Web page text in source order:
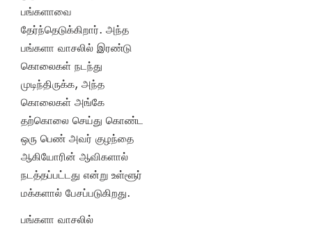
பங்களாவை
தேர்ந்தெடுக்கிறார். அந்த
பங்களா வாசலில் இரண்டு
கொலைகள் நடந்து
முடிந்திருக்க, அந்த
கொலைகள் அங்கே
தற்கொலை செய்து கொண்ட
ஒரு பெண் அவர் குழந்தை
ஆகியோரின் ஆவிகளால்
நடத்தப்பட்டது என்று உள்ளூர்
மக்களால் பேசப்படுகிறது.
பங்களா வாசலில்